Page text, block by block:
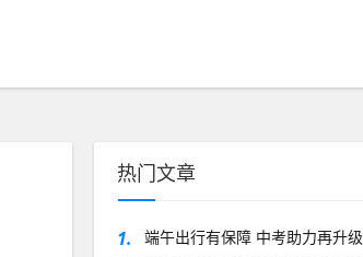
热门文章
1. 端午出行有保障 中考助力再升级